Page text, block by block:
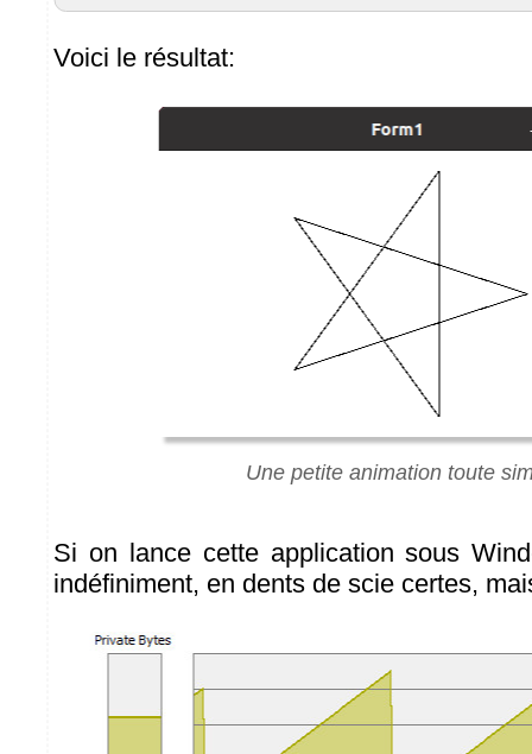
Voici le résultat:
Une petite animation toute
Si on lance cette application sous
indéfiniment, en dents de scie certes,